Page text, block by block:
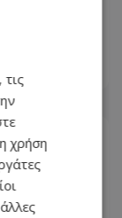
GSI»
χρήση